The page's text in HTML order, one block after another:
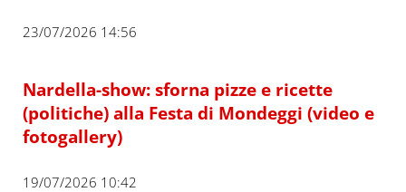
23/07/2026 14:56
Nardella-show: sforna pizze e ricette
(politiche) alla Festa di Mondeggi (video e
fotogallery)
19/07/2026 10:42